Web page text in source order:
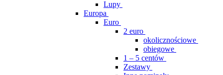
Lupy
Europa
Euro
2 euro
okolicznościowe
obiegowe
1 – 5 centów
Zestawy